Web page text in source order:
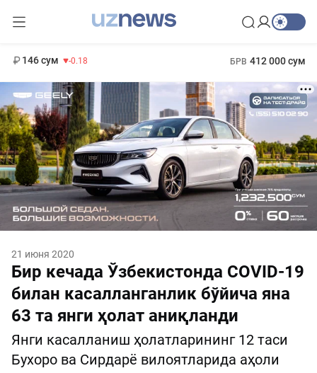
146 сум -0.18 БРВ 412 000 сум
21 июня 2020
Бир кечада Ўзбекистонда COVID-19
билан касалланганлик бўйича яна
63 та янги ҳолат аниқланди
Янги касалланиш ҳолатларининг 12 таси
Бухоро ва Сирдарё вилоятларида аҳоли